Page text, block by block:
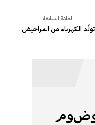
المادة السابقة
تولّد الكهرباء من المراحيض